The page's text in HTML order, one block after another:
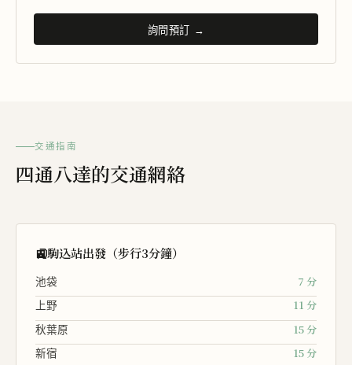
詢問預訂 →
交通指南
四通八達的交通網絡
🚉駒込站出發（步行3分鐘）
池袋 7 分
上野 11 分
秋葉原 15 分
新宿 15 分